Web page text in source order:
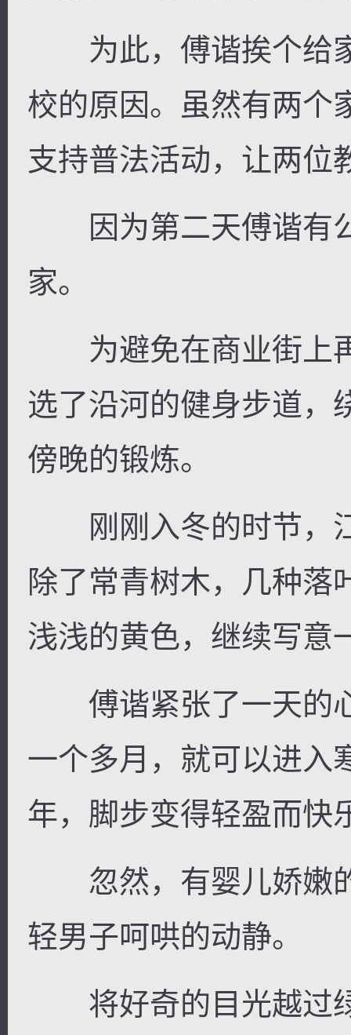
为此，傅谐挨个给
校的原因。虽然有两个
支持普法活动，让两位
因为第二天傅谐有
家。
为避免在商业街上
选了沿河的健身步道，
傍晚的锻炼。
刚刚入冬的时节，
除了常青树木，几种落
浅浅的黄色，继续写意
傅谐紧张了一天的
一个多月，就可以进入
年，脚步变得轻盈而快
忽然，有婴儿娇嫩
轻男子呵哄的动静。
将好奇的目光越过